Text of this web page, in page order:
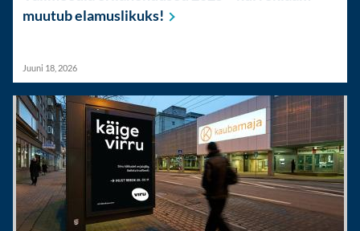
muutubelamuslikuks!
Juuni 18, 2026